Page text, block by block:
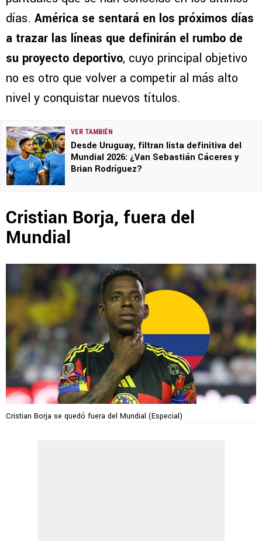
días. América se sentará en los próximos días
a trazar las líneas que definirán el rumbo de
su proyecto deportivo, cuyo principal objetivo
no es otro que volver a competir al más alto
nivel y conquistar nuevos títulos.
VER TAMBIÉN
Desde Uruguay, filtran lista definitiva del
Mundial 2026: ¿Van Sebastián Cáceres y
Brian Rodríguez?
Cristian Borja, fuera del
Mundial
Cristian Borja se quedó fuera del Mundial (Especial)